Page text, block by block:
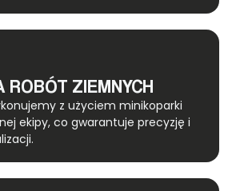
ROBÓT ZIEMNYCH
z użyciem minikoparki
ekipy, co gwarantuje precyzję i